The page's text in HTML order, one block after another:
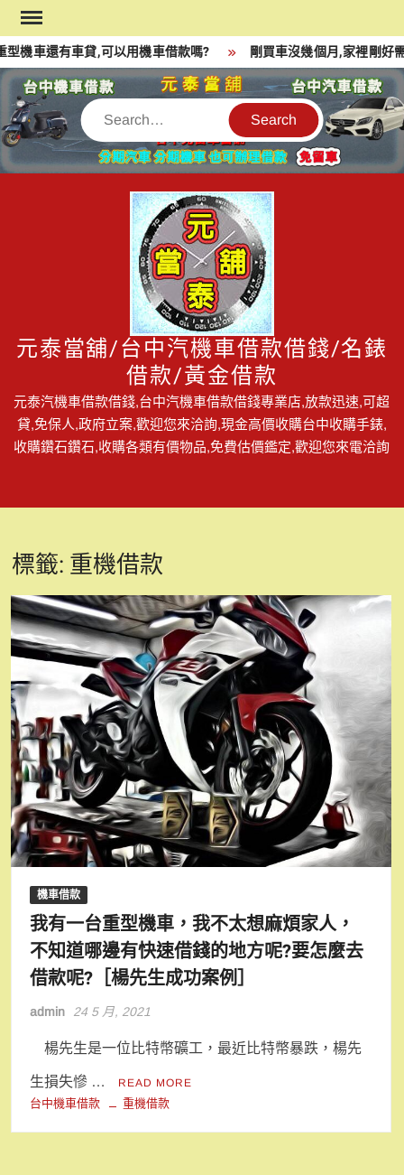
Skip
to
content
機車還有車貸,可以用機車借款嗎? 剛買車沒幾個月,家裡剛好
Search
元泰當舖/台中汽機車借款借錢/名錶
借款/黃金借款
元泰汽機車借款借錢,台中汽機車借款借錢專業店,放款迅速,可超
貸,免保人,政府立案,歡迎您來洽詢,現金高價收購台中收購手錶,
收購鑽石鑽石,收購各類有價物品,免費估價鑑定,歡迎您來電洽詢
標籤: 重機借款
機車借款
我有一台重型機車，我不太想麻煩家人，
不知道哪邊有快速借錢的地方呢?要怎麼去
借款呢?［楊先生成功案例］
admin 24 5 月, 2021
楊先生是一位比特幣礦工，最近比特幣暴跌，楊先
生損失慘 … READ MORE
台中機車借款 重機借款